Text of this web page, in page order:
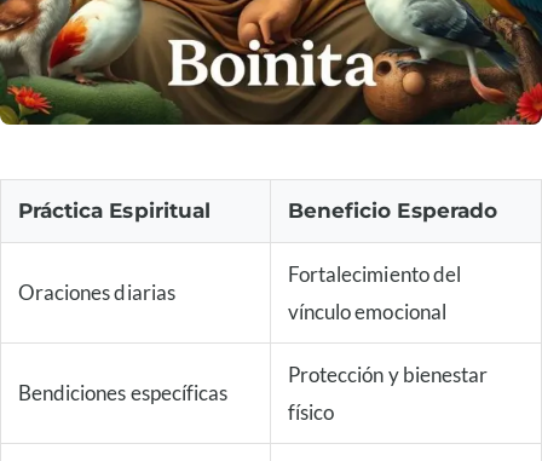
Práctica Espiritual Beneficio Esperado
Oraciones diarias
Fortalecimiento del
vínculo emocional
Bendiciones específicas
Protección y bienestar
físico